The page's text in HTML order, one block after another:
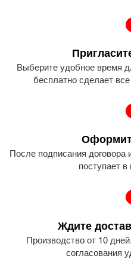
Выберите удобное время
бесплатно сделает
После подписания
поступает
Ждите
Производство от 10
согласования